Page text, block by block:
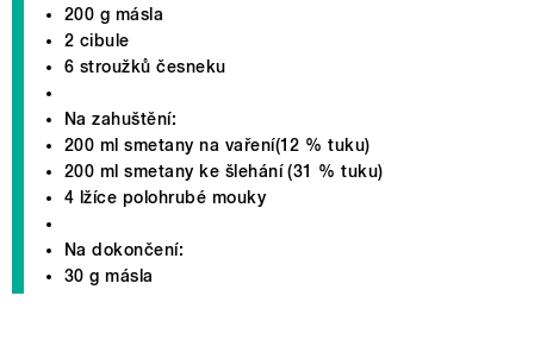
200 g másla
2 cibule
6 stroužků česneku
Na zahuštění:
200 ml smetany na vaření(12 % tuku)
200 ml smetany ke šlehání (31 % tuku)
4 lžíce polohrubé mouky
Na dokončení:
30 g másla